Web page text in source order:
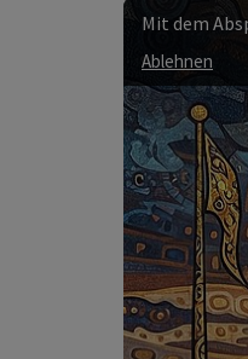
Mit dem
Ablehnen